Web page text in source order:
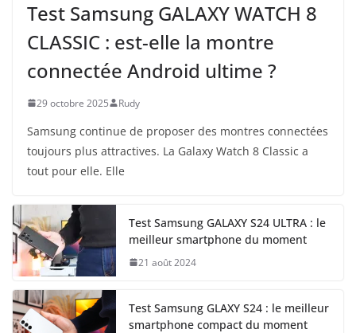
Test Samsung GALAXY WATCH 8
CLASSIC : est-elle la montre
connectée Android ultime ?
29 octobre 2025 Rudy
Samsung continue de proposer des montres connectées
toujours plus attractives. La Galaxy Watch 8 Classic a
tout pour elle. Elle
Test Samsung GALAXY S24 ULTRA : le
meilleur smartphone du moment
21 août 2024
Test Samsung GLAXY S24 : le meilleur
smartphone compact du moment